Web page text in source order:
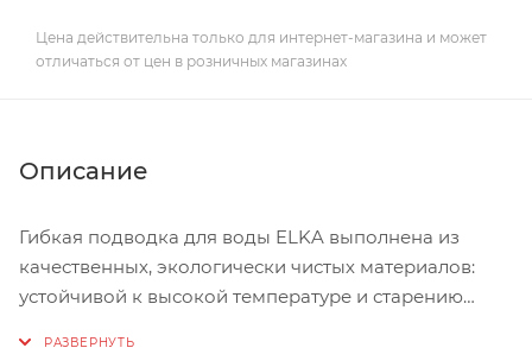
Цена действительна только для интернет-магазина и может
отличаться от цен в розничных магазинах
Описание
Гибкая подводка для воды ELKA выполнена из
качественных, экологически чистых материалов:
устойчивой к высокой температуре и старению